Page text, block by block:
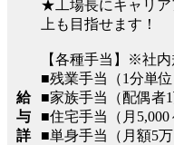
給
与
詳
★工場長にキャリア
上も目指せます！
【各種手当】※社
■残業手当（1分単位
■家族手当（配偶者1
■住宅手当（月5,000
■単身手当（月額5万